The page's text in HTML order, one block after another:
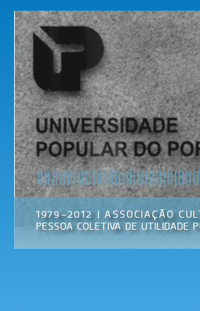
Universidade
Popular do
Porto
Associação
Cultural